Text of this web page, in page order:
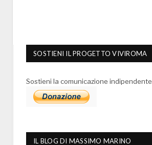
SOSTIENI IL PROGETTO VIVIROMA
Sostieni la comunicazione indipendente
IL BLOG DI MASSIMO MARINO